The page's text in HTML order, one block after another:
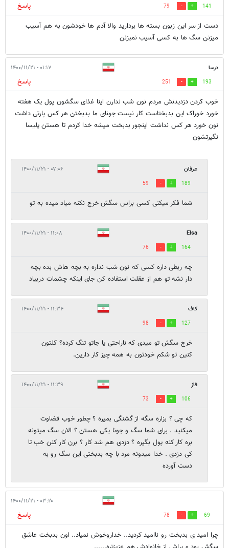
141
79
پاسخ
دست از سر این زبون بسته ها بردارید والا آدم ها خودشون به هم آسیب
میزنن سگ ها به کسی آسیب نمیزنن
درسا ۰۱:۱۷ - ۱۴۰۰/۱۱/۲۱
193
251
پاسخ
خوب کردن دزدیدنش مردم نون شب ندارن اینا غذای سگشون پول یک هفته
خورد خوراک این بدبختاست کار نیست جونای ما بدبختن هر کس پارتی داشت
نون خورد هر کس نداشت اینجور بدبخت میشه خدا کردم تا هستن پلیسا
نگیرتشون
عرفان ۰۷:۰۶ - ۱۴۰۰/۱۱/۲۱
189
59
شما فکر میکنی کسی براس سگش خرج نکنه میاد میده به تو‌
Elsa ۱۱:۰۸ - ۱۴۰۰/۱۱/۲۱
164
76
چه ربطی داره کسی که نون شب نداره به بچه هاش بده بچه
دار نشه تو هم از عقلت استفاده کن جای اینکه چشمات دربیاد
کاف ۱۱:۳۴ - ۱۴۰۰/۱۱/۲۱
127
98
خرج سگش تو میدی که ناراحتی یا جاتو تنگ کرده؟ کلتون
کنین تو شکم خودتون به همه چیز کار دارین.
فاز ۱۱:۳۹ - ۱۴۰۰/۱۱/۲۱
106
73
که چی ؟ بزاره سگه از گشنگی بمیره ؟ چطور خوب قضاوت
میکنید . برای شما سگ و جونا یکی هستن ؟ الان سگ میتونه
بره کار کنه پول بگیره ؟ دزدی هم شد کار ؟ برن کار کنن خب تا
کی دزدی . خدا میدونه مرد با چه بدبختی این سگ رو به
دست آورده
۰۳:۲۰ - ۱۴۰۰/۱۱/۲۱
69
78
پاسخ
چرا امید ی بدبخت رو ناامید کردید.. خداروخوش نمیاد.. اون بدبخت عاشق